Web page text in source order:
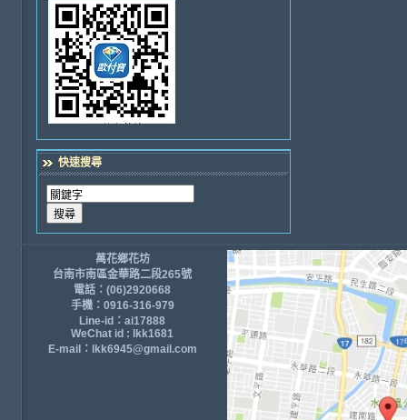
快速搜尋
萬花鄉花坊
台南市南區金華路二段265號
電話：(06)2920668
手機：0916-316-979
Line-id：ai17888
WeChat id : lkk1681
E-mail：lkk6945@gmail.com